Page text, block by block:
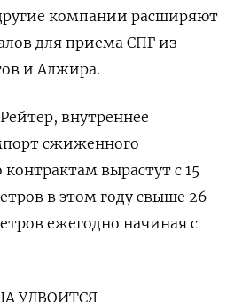
компании расширяют
для приема СПГ из
и Алжира.
внутреннее
сжиженного
вырастут с 15
в этом году свыше 26
ежегодно начиная с
УДВОИТСЯ